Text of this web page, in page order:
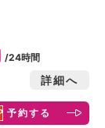
/24時間
詳細へ
予約する